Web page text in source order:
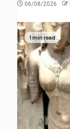
06/08/2026
1 min read